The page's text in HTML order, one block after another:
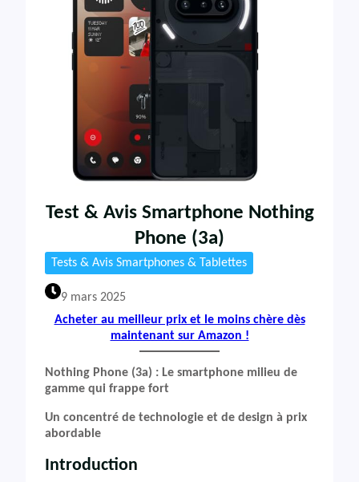
Test & Avis Smartphone Nothing
Phone (3a)
Tests & Avis Smartphones & Tablettes
9 mars 2025
Acheter au meilleur prix et le moins chère dès
maintenant sur Amazon !
Nothing Phone (3a) : Le smartphone milieu de
gamme qui frappe fort
Un concentré de technologie et de design à prix
abordable
Introduction